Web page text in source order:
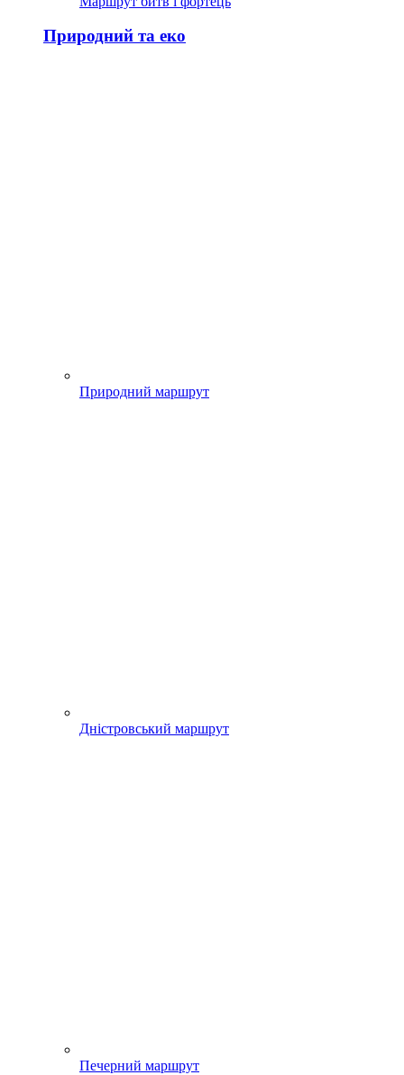
Природний та еко
Природний маршрут
Дністровський маршрут
Печерний маршрут